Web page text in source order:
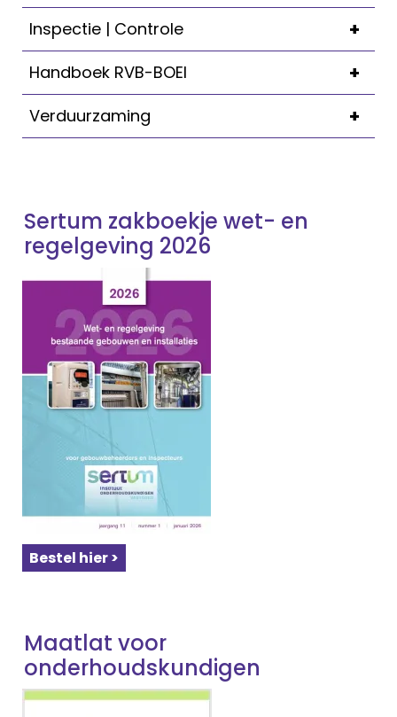
+
Inspectie | Controle
+
Handboek RVB-BOEI
+
Verduurzaming
Sertum zakboekje wet- en
regelgeving 2026
Bestel hier >
Maatlat voor
onderhoudskundigen